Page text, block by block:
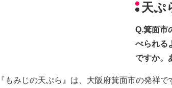
天ぷ
Q.箕面市
べられる
ですか。
もみじの天ぷら』は、大阪府箕面市の発祥